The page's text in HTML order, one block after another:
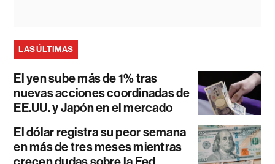
LAS ÚLTIMAS
El yen sube más de 1% tras
nuevas acciones coordinadas de
EE.UU. y Japón en el mercado
El dólar registra su peor semana
en más de tres meses mientras